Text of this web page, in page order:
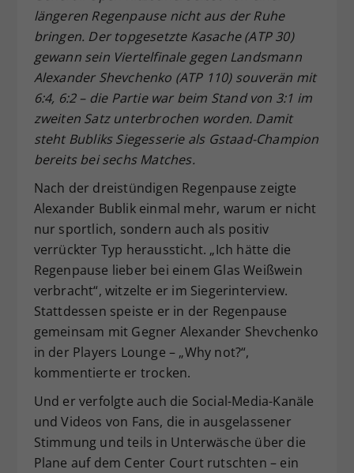
längeren Regenpause nicht aus der Ruhe
bringen. Der topgesetzte Kasache (ATP 30)
gewann sein Viertelfinale gegen Landsmann
Alexander Shevchenko (ATP 110) souverän mit
6:4, 6:2 – die Partie war beim Stand von 3:1 im
zweiten Satz unterbrochen worden. Damit
steht Bubliks Siegesserie als Gstaad-Champion
bereits bei sechs Matches.
Nach der dreistündigen Regenpause zeigte
Alexander Bublik einmal mehr, warum er nicht
nur sportlich, sondern auch als positiv
verrückter Typ heraussticht. „Ich hätte die
Regenpause lieber bei einem Glas Weißwein
verbracht“, witzelte er im Siegerinterview.
Stattdessen speiste er in der Regenpause
gemeinsam mit Gegner Alexander Shevchenko
in der Players Lounge – „Why not?“,
kommentierte er trocken.
Und er verfolgte auch die Social-Media-Kanäle
und Videos von Fans, die in ausgelassener
Stimmung und teils in Unterwäsche über die
Plane auf dem Center Court rutschten – ein
Zweck
Dieser Wert speichert Ihre Consent-
Einstellungen. Unter anderem eine
zufällig generierte ID, für die
historische Speicherung Ihrer
vorgenommen Einstellungen, falls der
Webseiten-Betreiber dies eingestellt
hat.